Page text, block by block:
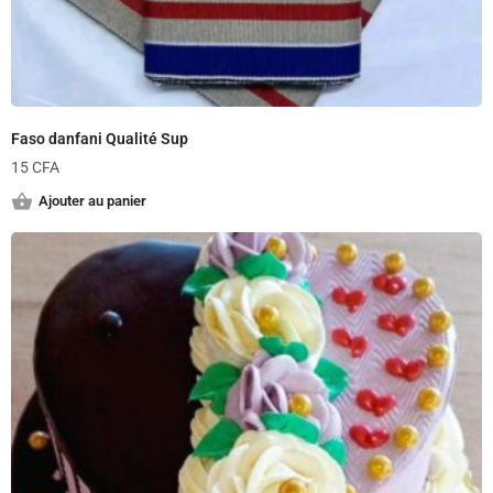
Faso danfani Qualité Sup
15CFA
Ajouter au panier